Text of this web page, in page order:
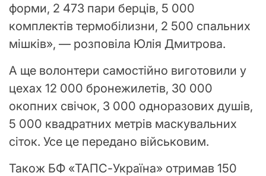
форми, 2 473 пари берців, 5 000
комплектів термобілизни, 2 500 спальних
мішків», — розповіла Юлія Дмитрова.
А ще волонтери самостійно виготовили у
цехах 12 000 бронежилетів, 30 000
окопних свічок, 3 000 одноразових душів,
5 000 квадратних метрів маскувальних
сіток. Усе це передано військовим.
Також БФ «ТАПС-Україна» отримав 150